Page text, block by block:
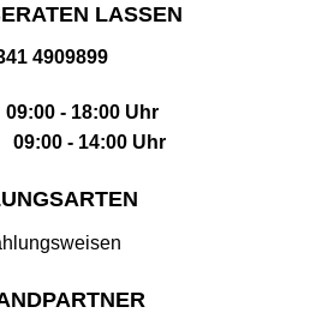
LASSEN
4909899
- 18:00 Uhr
- 14:00 Uhr